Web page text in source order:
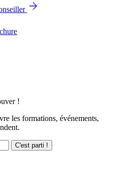
!
les formations, événements,
C'est parti !